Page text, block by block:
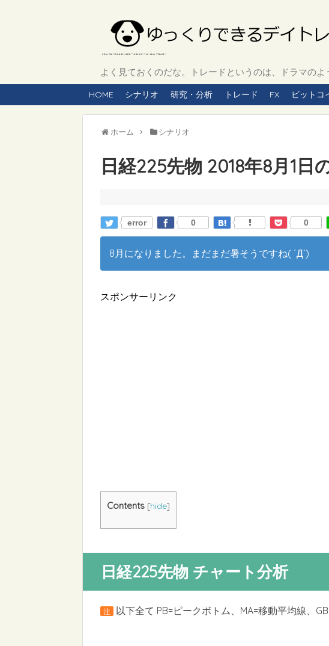
よく見ておくのだな。トレードというのは、ドラマの
HOME シナリオ 研究・分析 トレード FX ビットコ
ホーム シナリオ
日経225先物 2018年8月1日
error 0 0
8月になりました。まだまだ暑そうですね( ´Д`)
スポンサーリンク
Contents [hide]
日経225先物 チャート分析
注 以下全て PB=ピークボトム、MA=移動平均線、